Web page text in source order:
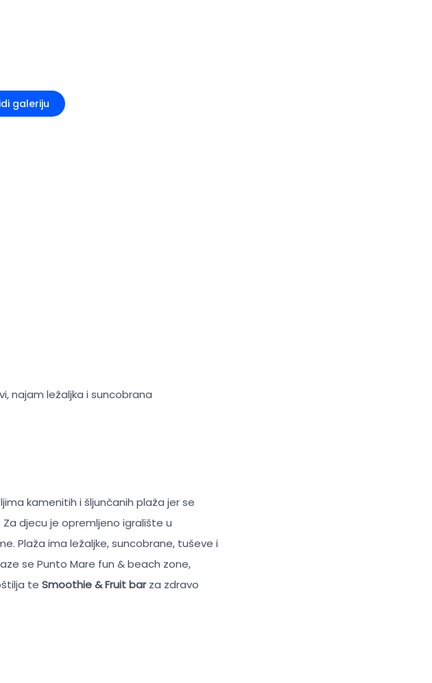
galeriju
najam ležaljka i suncobrana
kamenitih i šljunčanih plaža jer se
djecu je opremljeno igralište u
Plaža ima ležaljke, suncobrane, tuševe i
se Punto Mare fun & beach zone,
te Smoothie & Fruit barza zdravo